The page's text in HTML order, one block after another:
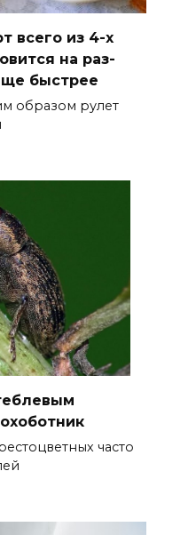
всего из 4-х
на раз-
быстрее
образом рулет
часто